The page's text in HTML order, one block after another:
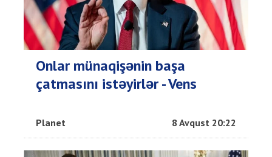
Onlar münaqişənin başa
çatmasını istəyirlər - Vens
Planet 8 Avqust 20:22